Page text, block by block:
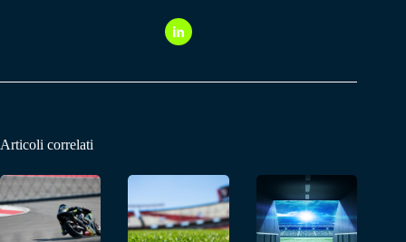
Articoli correlati